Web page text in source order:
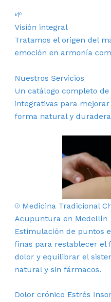
🌱
Visión integral
Tratamos el origen del
emoción en armonía
Nuestros Servicios
Un catálogo completo
integrativas para
forma natural y
Medicina Tradicional
Acupuntura en Medellín
Estimulación de puntos
finas para restablecer el
dolor y equilibrar el
natural y sin fármacos.
Dolor crónico Estrés